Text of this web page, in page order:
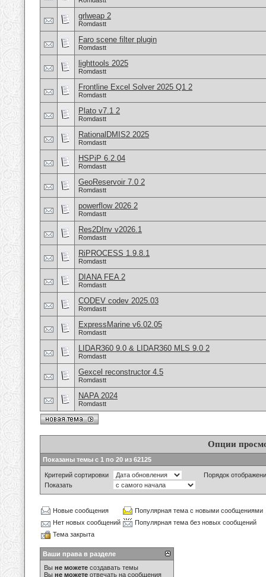
grlweap 2
Romdastt
Faro scene filter plugin
Romdastt
lighttools 2025
Romdastt
Frontline Excel Solver 2025 Q1 2
Romdastt
Plato v7.1 2
Romdastt
RationalDMIS2 2025
Romdastt
HSPiP 6.2.04
Romdastt
GeoReservoir 7.0 2
Romdastt
powerflow 2026 2
Romdastt
Res2DInv v2026.1
Romdastt
RiPROCESS 1.9.8.1
Romdastt
DIANA FEA 2
Romdastt
CODEV codev 2025.03
Romdastt
ExpressMarine v6.02.05
Romdastt
LIDAR360 9.0 & LIDAR360 MLS 9.0 2
Romdastt
Gexcel reconstructor 4.5
Romdastt
NAPA 2024
Romdastt
Опции
Показаны темы с 1 по 20 из 62125
Критерий сортировки
Порядок
Показать
Новые сообщения
Популярная тема с новыми сообщениями
Нет новых сообщений
Популярная тема без новых сообщений
Тема закрыта
Ваши права в разделе
Вы не можете создавать темы
Вы не можете отвечать на сообщения